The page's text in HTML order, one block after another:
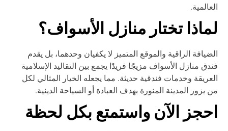
تختار منازل الأسواف؟
الراقية والموقع المتميز لا يكفيان وحدهما، بل يقدم
منازل الأسواف مزيجًا فريدًا يجمع بين التقاليد الإسلامية
وخدمات فندقية حديثة. مما يجعله الخيار المثالي لكل
يزور المدينة المنورة بهدف العبادة أو السياحة الدينية.
الآن واستمتع بكل لحظة